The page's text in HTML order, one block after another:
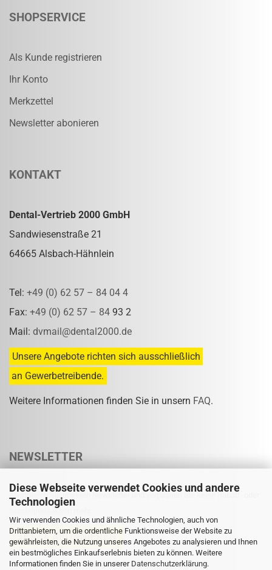
Diese Webseite verwendet Cookies und andere
Technologien
Wir verwenden Cookies und ähnliche Technologien, auch von
Drittanbietern, um die ordentliche Funktionsweise der Website zu
gewährleisten, die Nutzung unseres Angebotes zu analysieren und Ihnen
ein bestmögliches Einkaufserlebnis bieten zu können. Weitere
Informationen finden Sie in unserer Datenschutzerklärung.
SHOPSERVICE
Als Kunde registrieren
Ihr Konto
Merkzettel
Newsletter abonieren
KONTAKT
Dental-Vertrieb 2000 GmbH
Sandwiesenstraße 21
64665 Alsbach-Hähnlein
Tel: +49 (0) 62 57 – 84 04 4
Fax: +49 (0) 62 57 – 84 93 2
Mail: dvmail@dental2000.de
Unsere Angebote richten sich ausschließlich
an Gewerbetreibende.
Weitere Informationen finden Sie in unsern FAQ.
NEWSLETTER
Abonnieren Sie unseren Newsletter und verpassen Sie keine Rabatt- oder
Sonderpreisaktion mehr.
Eine Abmeldung ist jederzeit möglich.